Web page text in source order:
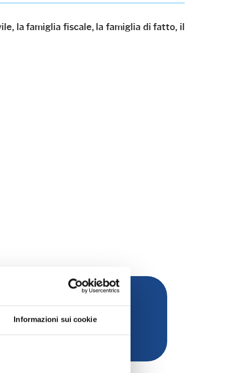
Informazioni sui cookie
la famiglia fiscale, la famiglia di fatto, il
Soci Individuali anno 2020